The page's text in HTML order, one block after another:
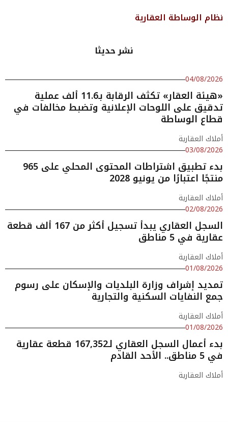
نظام الوساطة العقارية
نشر حديثا
04/08/2026
«هيئة العقار» تكثف الرقابة بـ11.6 ألف عملية
تدقيق على اللوحات الإعلانية وتضبط مخالفات في
قطاع الوساطة
أملاك العقارية
03/08/2026
بدء تطبيق اشتراطات المحتوى المحلي على 965
منتجًا اعتبارًا من يونيو 2028
أملاك العقارية
02/08/2026
السجل العقاري يبدأ تسجيل أكثر من 167 ألف قطعة
عقارية في 5 مناطق
أملاك العقارية
01/08/2026
تمديد إشراف وزارة البلديات والإسكان على رسوم
جمع النفايات السكنية والتجارية
أملاك العقارية
01/08/2026
بدء أعمال السجل العقاري لـ167,352 قطعة عقارية
في 5 مناطق.. الأحد القادم
أملاك العقارية